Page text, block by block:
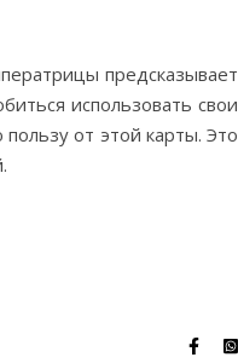
предсказывает
использовать свои
от этой карты. Это